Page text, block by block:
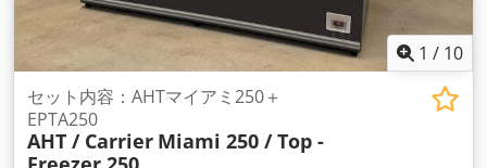
1 / 10
セット内容：AHTマイアミ250＋
EPTA250
AHT / Carrier Miami 250 / Top -